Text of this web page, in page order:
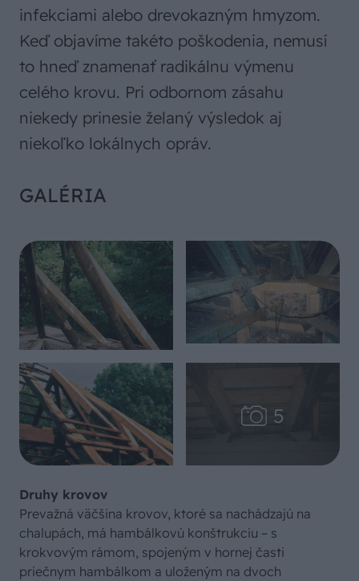
infekciami alebo drevokazným hmyzom.
Keď objavíme takéto poškodenia, nemusí
to hneď znamenať radikálnu výmenu
celého krovu. Pri odbornom zásahu
niekedy prinesie želaný výsledok aj
niekoľko lokálnych opráv.
GALÉRIA
Druhy krovov
Prevažná väčšina krovov, ktoré sa nachádzajú na
chalupách, má hambálkovú konštrukciu – s
krokvovým rámom, spojeným v hornej časti
priečnym hambálkom a uloženým na dvoch